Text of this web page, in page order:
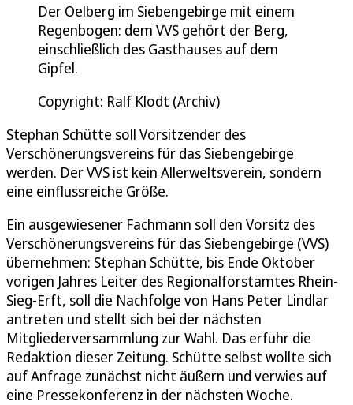
Der Oelberg im Siebengebirge mit einem
Regenbogen: dem VVS gehört der Berg,
einschließlich des Gasthauses auf dem
Gipfel.
Copyright: Ralf Klodt (Archiv)
Stephan Schütte soll Vorsitzender des
Verschönerungsvereins für das Siebengebirge
werden. Der VVS ist kein Allerweltsverein, sondern
eine einflussreiche Größe.
Ein ausgewiesener Fachmann soll den Vorsitz des
Verschönerungsvereins für das Siebengebirge (VVS)
übernehmen: Stephan Schütte, bis Ende Oktober
vorigen Jahres Leiter des Regionalforstamtes Rhein-
Sieg-Erft, soll die Nachfolge von Hans Peter Lindlar
antreten und stellt sich bei der nächsten
Mitgliederversammlung zur Wahl. Das erfuhr die
Redaktion dieser Zeitung. Schütte selbst wollte sich
auf Anfrage zunächst nicht äußern und verwies auf
eine Pressekonferenz in der nächsten Woche.